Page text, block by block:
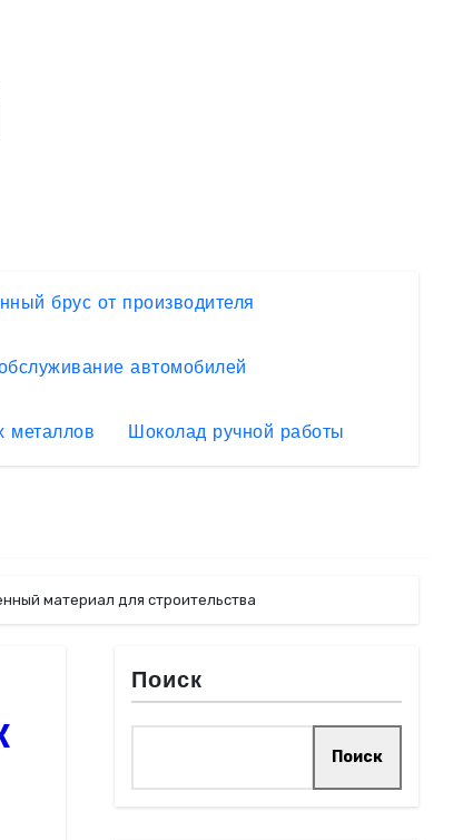
брус от производителя
автомобилей
металлов Шоколад ручной работы
материал для строительства
Поиск
Поиск